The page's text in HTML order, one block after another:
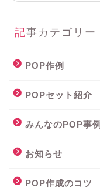
記事カテゴリー
POP作例
POPセット紹介
みんなのPOP事例
お知らせ
POP作成のコツ